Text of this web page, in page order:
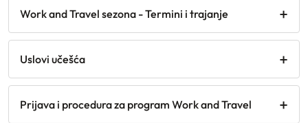
Work and Travel sezona - Termini i trajanje
Uslovi učešća
Prijava i procedura za program Work and Travel